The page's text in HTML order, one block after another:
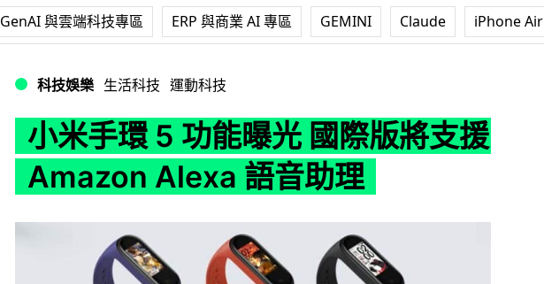
GenAI 與雲端科技專區 ERP 與商業 AI 專區 GEMINI Claude iPhone Air
科技娛樂 生活科技 運動科技
小米手環 5 功能曝光 國際版將支援
Amazon Alexa 語音助理